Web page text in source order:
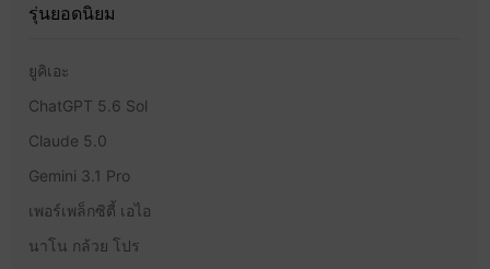
รุ่นยอดนิยม
ยูคิเอะ
ChatGPT 5.6 Sol
Claude 5.0
Gemini 3.1 Pro
เพอร์เพล็กซิตี้ เอไอ
นาโน กล้วย โปร